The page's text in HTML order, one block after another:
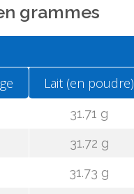
grammes
Lait (en poudre)
31.71 g
31.72 g
31.73 g